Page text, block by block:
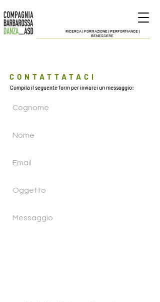
RICERCA |FORMAZIONE | PERFORMANCE |
BENESSERE
CONTATTATACI
Compila il seguente form per inviarci un messaggio: